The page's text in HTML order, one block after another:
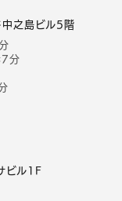
之島ビル5階
分
ビル1F